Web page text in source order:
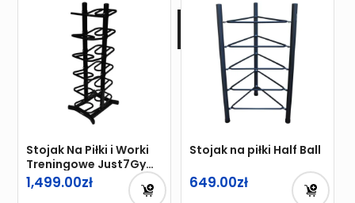
Stojak Na Piłki i Worki
Treningowe Just7Gym
2.0
1,499.00
Stojak na piłki Half Ball
649.00